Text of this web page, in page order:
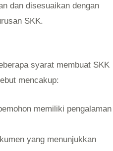
dan disesuaikan dengan
SKK.
syarat membuat SKK
mencakup:
memiliki pengalaman
yang menunjukkan